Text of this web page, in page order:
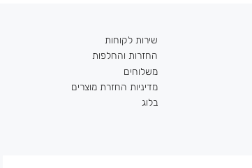
שירות לקוחות
החזרות והחלפות
משלוחים
מדיניות החזרת מוצרים
בלוג